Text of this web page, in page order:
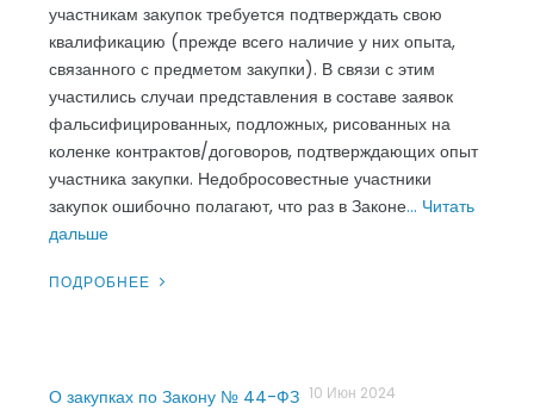
участникам закупок требуется подтверждать свою
квалификацию (прежде всего наличие у них опыта,
связанного с предметом закупки). В связи с этим
участились случаи представления в составе заявок
фальсифицированных, подложных, рисованных на
коленке контрактов/договоров, подтверждающих опыт
участника закупки. Недобросовестные участники
закупок ошибочно полагают, что раз в Законе… Читать
дальше
ПОДРОБНЕЕ
О закупках по Закону № 44-ФЗ 10 Июн 2024